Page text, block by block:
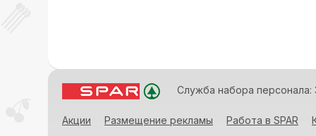
Служба набора персонала:
Акции Размещение рекламы Работа в SPAR